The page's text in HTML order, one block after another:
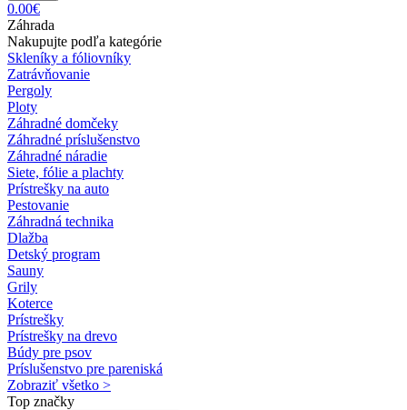
0.00€
Záhrada
Nakupujte podľa kategórie
Skleníky a fóliovníky
Zatrávňovanie
Pergoly
Ploty
Záhradné domčeky
Záhradné príslušenstvo
Záhradné náradie
Siete, fólie a plachty
Prístrešky na auto
Pestovanie
Záhradná technika
Dlažba
Detský program
Sauny
Grily
Koterce
Prístrešky
Prístrešky na drevo
Búdy pre psov
Príslušenstvo pre pareniská
Zobraziť všetko >
Top značky